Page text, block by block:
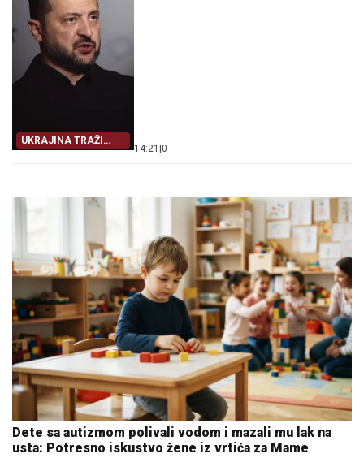
UKRAJINA TRAŽI
IZLAZ
14:21 0
Dete sa autizmom polivali vodom i mazali mu lak na
usta: Potresno iskustvo žene iz vrtića za Mame